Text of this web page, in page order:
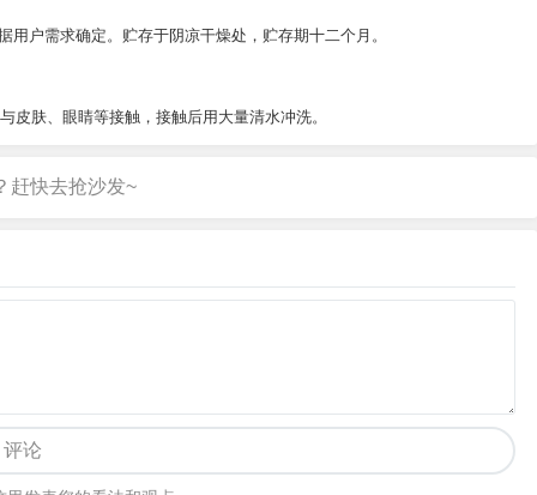
户需求确定。贮存于阴凉干燥处，贮存期十二个月。
皮肤、眼睛等接触，接触后用大量清水冲洗。
评论